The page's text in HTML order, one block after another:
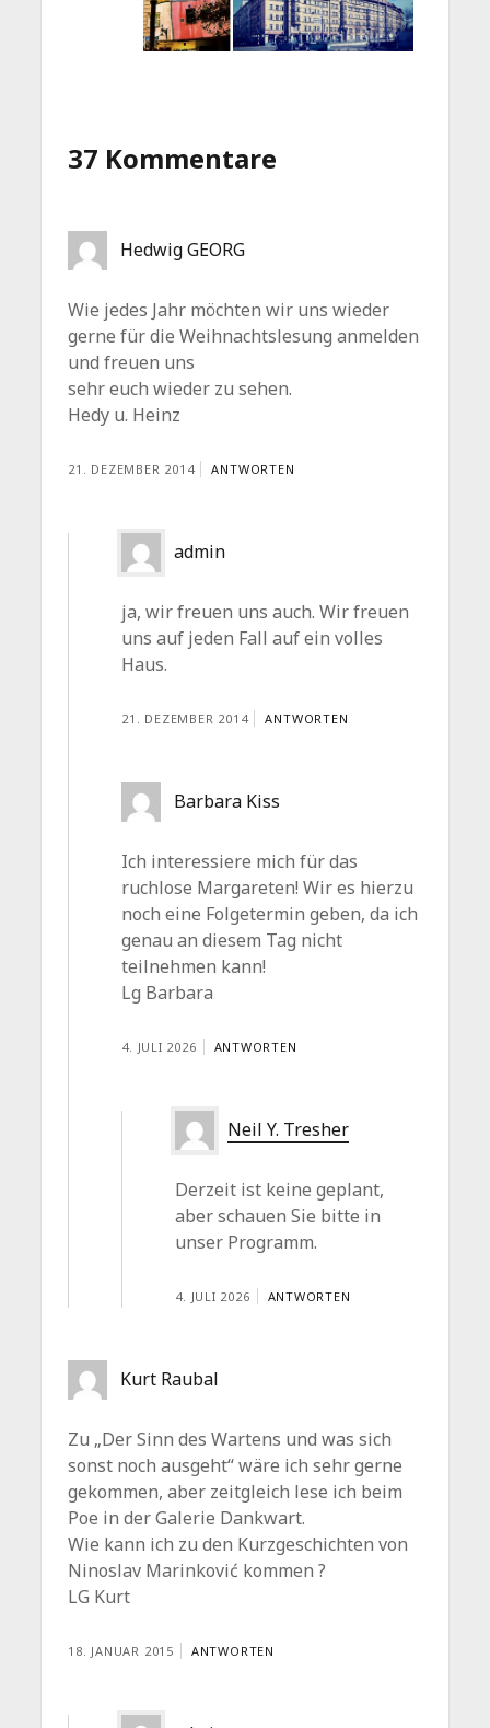
37 Kommentare
Hedwig GEORG
Wie jedes Jahr möchten wir uns wieder
gerne für die Weihnachtslesung anmelden
und freuen uns
sehr euch wieder zu sehen.
Hedy u. Heinz
21. DEZEMBER 2014 ANTWORTEN
admin
ja, wir freuen uns auch. Wir freuen
uns auf jeden Fall auf ein volles
Haus.
21. DEZEMBER 2014 ANTWORTEN
Barbara Kiss
Ich interessiere mich für das
ruchlose Margareten! Wir es hierzu
noch eine Folgetermin geben, da ich
genau an diesem Tag nicht
teilnehmen kann!
Lg Barbara
4. JULI 2026 ANTWORTEN
Neil Y. Tresher
Derzeit ist keine geplant,
aber schauen Sie bitte in
unser Programm.
4. JULI 2026 ANTWORTEN
Kurt Raubal
Zu „Der Sinn des Wartens und was sich
sonst noch ausgeht“ wäre ich sehr gerne
gekommen, aber zeitgleich lese ich beim
Poe in der Galerie Dankwart.
Wie kann ich zu den Kurzgeschichten von
Ninoslav Marinković kommen ?
LG Kurt
18. JANUAR 2015 ANTWORTEN